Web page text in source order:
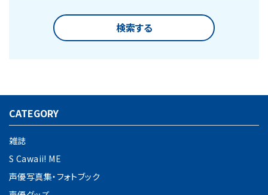
検索する
キーワード
カテゴリー
CATEGORY
雑誌
S Cawaii! ME
声優写真集・フォトブック